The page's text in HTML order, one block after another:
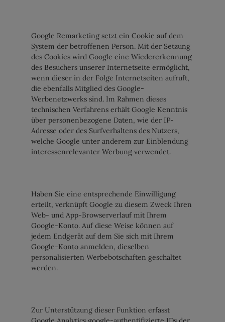
Google Remarketing setzt ein Cookie auf dem
System der betroffenen Person. Mit der Setzung
des Cookies wird Google eine Wiedererkennung
des Besuchers unserer Internetseite ermöglicht,
wenn dieser in der Folge Internetseiten aufruft,
die ebenfalls Mitglied des Google-
Werbenetzwerks sind. Im Rahmen dieses
technischen Verfahrens erhält Google Kenntnis
über personenbezogene Daten, wie der IP-
Adresse oder des Surfverhaltens des Nutzers,
welche Google unter anderem zur Einblendung
interessenrelevanter Werbung verwendet.
Haben Sie eine entsprechende Einwilligung
erteilt, verknüpft Google zu diesem Zweck Ihren
Web- und App-Browserverlauf mit Ihrem
Google-Konto. Auf diese Weise können auf
jedem Endgerät auf dem Sie sich mit Ihrem
Google-Konto anmelden, dieselben
personalisierten Werbebotschaften geschaltet
werden.
Zur Unterstützung dieser Funktion erfasst